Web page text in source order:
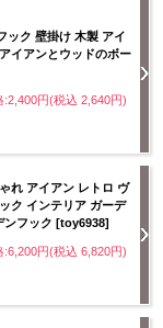
ック 壁掛け 木製 アイ
イアンとウッドのボー
:2,400円(税込 2,640円)
れ アイアン レトロ ヴ
ク インテリア ガーデ
ンフック [toy6938]
:6,200円(税込 6,820円)